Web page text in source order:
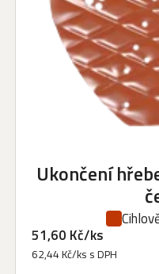
Ukončení
51,60 Kč/ks
62,44 Kč/ks s DPH